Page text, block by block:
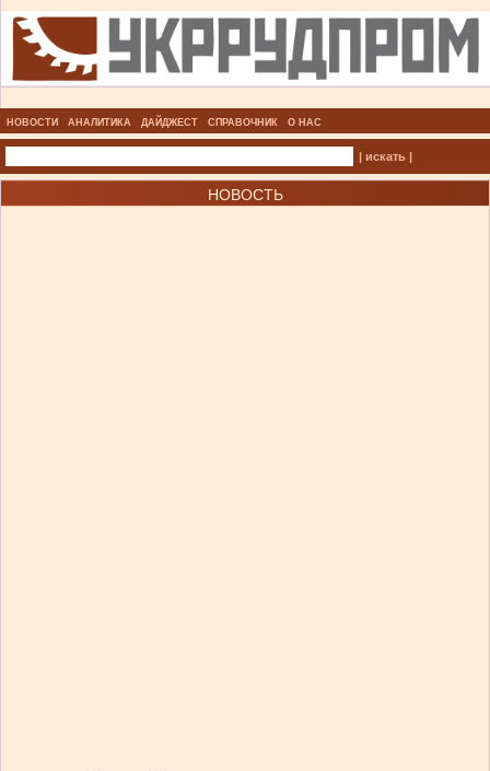
НОВОСТИ АНАЛИТИКА ДАЙДЖЕСТ СПРАВОЧНИК О НАС
| искать |
НОВОСТЬ